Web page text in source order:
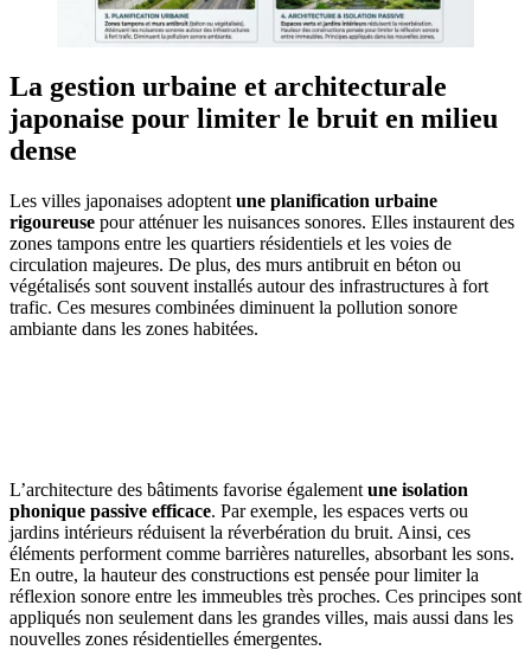
La gestion urbaine et architecturale
japonaise pour limiter le bruit en milieu
dense
Les villes japonaises adoptent une planification urbaine
rigoureuse pour atténuer les nuisances sonores. Elles instaurent des
zones tampons entre les quartiers résidentiels et les voies de
circulation majeures. De plus, des murs antibruit en béton ou
végétalisés sont souvent installés autour des infrastructures à fort
trafic. Ces mesures combinées diminuent la pollution sonore
ambiante dans les zones habitées.
L’architecture des bâtiments favorise également une isolation
phonique passive efficace. Par exemple, les espaces verts ou
jardins intérieurs réduisent la réverbération du bruit. Ainsi, ces
éléments performent comme barrières naturelles, absorbant les sons.
En outre, la hauteur des constructions est pensée pour limiter la
réflexion sonore entre les immeubles très proches. Ces principes sont
appliqués non seulement dans les grandes villes, mais aussi dans les
nouvelles zones résidentielles émergentes.